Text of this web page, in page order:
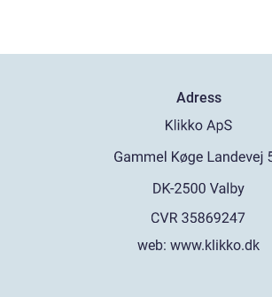
Adress
web: www.klikko.dk